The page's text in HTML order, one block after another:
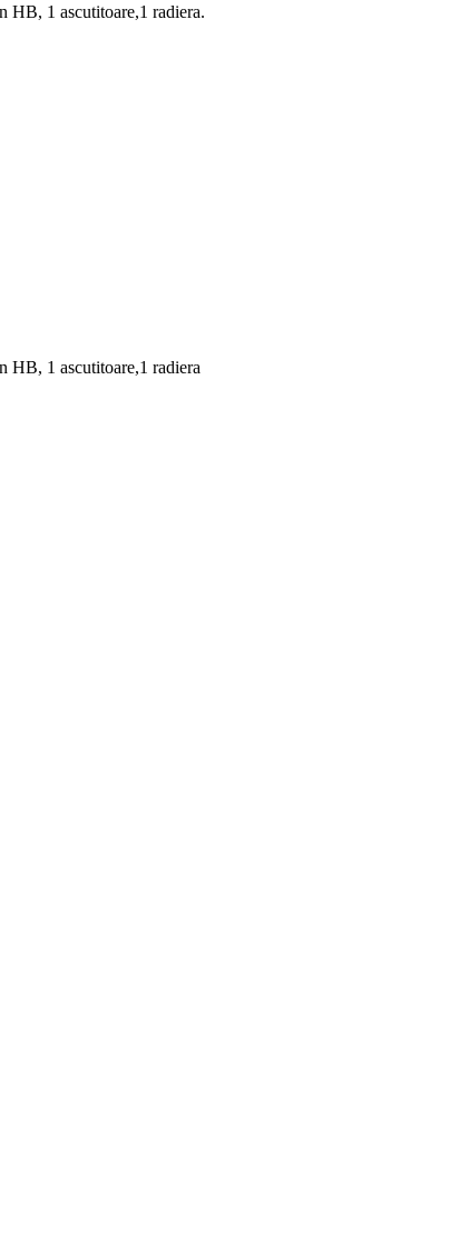
HB, 1 ascutitoare,1 radiera.
HB, 1 ascutitoare,1 radiera